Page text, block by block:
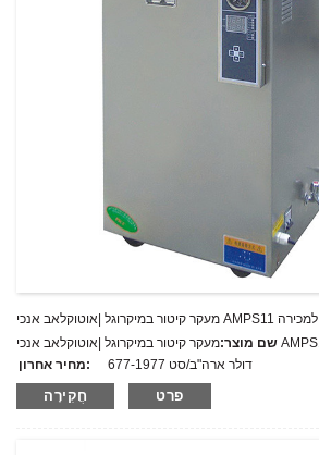
מעקר קיטור במיקרוגל |אוטוקלאב אנכי AMPS11 למכירה
שם מוצר:
מחיר אחרון:
677-1977 דולר ארה"ב/סט
מספר דגם.:AMPS11
משקל נטו: ק"ג
חֲקִירָה פרט